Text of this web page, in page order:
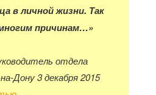
в личной жизни. Так
причинам…»
отдела
Дону 3 декабря 2015